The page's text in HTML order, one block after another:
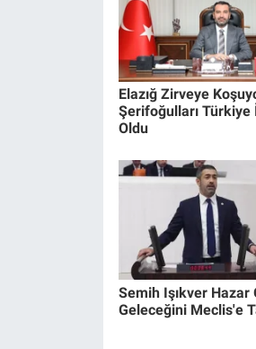
Elazığ Zirveye
Şerifoğulları Türkiye
Oldu
Semih Işıkver Hazar
Geleceğini Meclis'e